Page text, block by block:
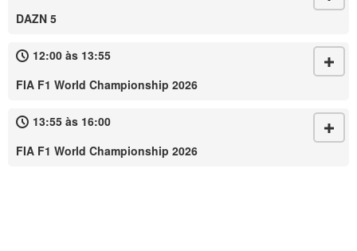
DAZN 5
12:00 às 13:55
FIA F1 World Championship 2026
13:55 às 16:00
FIA F1 World Championship 2026